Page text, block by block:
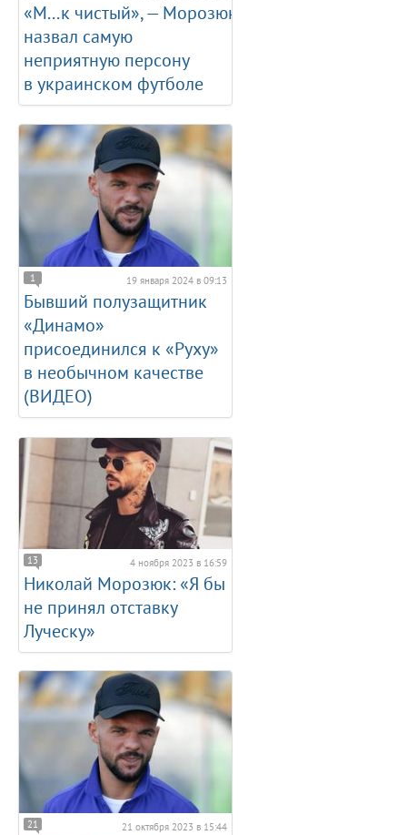
«М...к чистый», — Морозюк
назвал самую
неприятную персону
в украинском футболе
1 19 января 2024 в 09:13
Бывший полузащитник
«Динамо»
присоединился к «Руху»
в необычном качестве
(ВИДЕО)
13 4 ноября 2023 в 16:59
Николай Морозюк: «Я бы
не принял отставку
Луческу»
21 21 октября 2023 в 15:44